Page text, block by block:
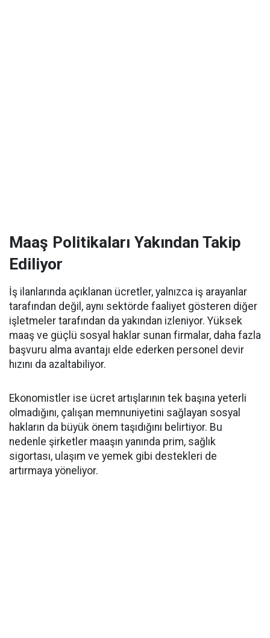
Maaş Politikaları Yakından Takip
Ediliyor
İş ilanlarında açıklanan ücretler, yalnızca iş arayanlar
tarafından değil, aynı sektörde faaliyet gösteren diğer
işletmeler tarafından da yakından izleniyor. Yüksek
maaş ve güçlü sosyal haklar sunan firmalar, daha fazla
başvuru alma avantajı elde ederken personel devir
hızını da azaltabiliyor.
Ekonomistler ise ücret artışlarının tek başına yeterli
olmadığını, çalışan memnuniyetini sağlayan sosyal
hakların da büyük önem taşıdığını belirtiyor. Bu
nedenle şirketler maaşın yanında prim, sağlık
sigortası, ulaşım ve yemek gibi destekleri de
artırmaya yöneliyor.